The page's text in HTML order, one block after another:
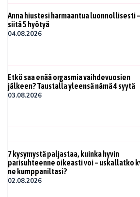
Anna hiustesi harmaantua luonnollisesti
siitä 5 hyötyä
04.08.2026
Etkö saa enää orgasmia vaihdevuosien
jälkeen? Taustalla yleensä nämä 4 syytä
03.08.2026
7 kysymystä paljastaa, kuinka hyvin
parisuhteenne oikeasti voi – uskallatko
ne kumppaniltasi?
02.08.2026